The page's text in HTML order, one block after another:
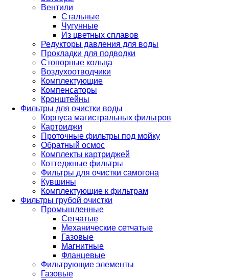
Вентили
Стальные
Чугунные
Из цветных сплавов
Редукторы давления для воды
Прокладки для подводки
Стопорные кольца
Воздухоотводчики
Комплектующие
Компенсаторы
Кронштейны
Фильтры для очистки воды
Корпуса магистральных фильтров
Картриджи
Проточные фильтры под мойку
Обратный осмос
Комплекты картриджей
Коттеджные фильтры
Фильтры для очистки самогона
Кувшины
Комплектующие к фильтрам
Фильтры грубой очистки
Промышленные
Сетчатые
Механические сетчатые
Газовые
Магнитные
Фланцевые
Фильтрующие элементы
Газовые